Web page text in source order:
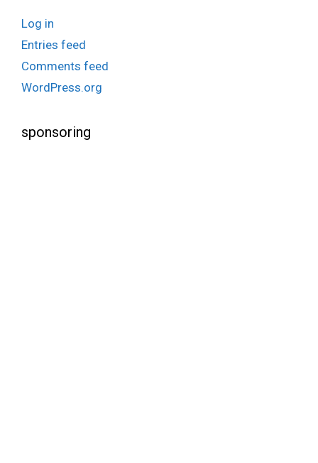
Log in
Entries feed
Comments feed
WordPress.org
sponsoring